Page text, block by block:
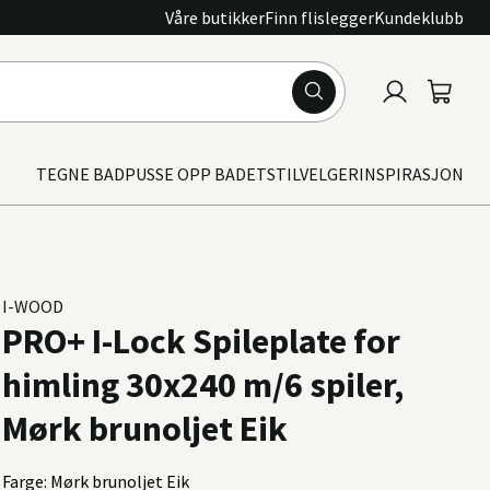
Våre butikkerFinn flisleggerKundeklubb
TEGNE BADPUSSE OPP BADETSTILVELGERINSPIRASJON
I-WOOD
PRO+ I-Lock Spileplate for
himling 30x240 m/6 spiler,
Mørk brunoljet Eik
Farge: Mørk brunoljet Eik